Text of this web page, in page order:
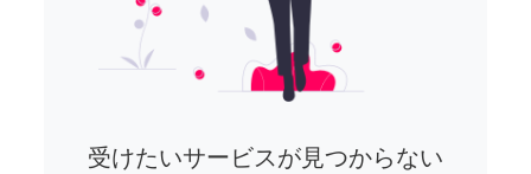
受けたいサービスが見つからない